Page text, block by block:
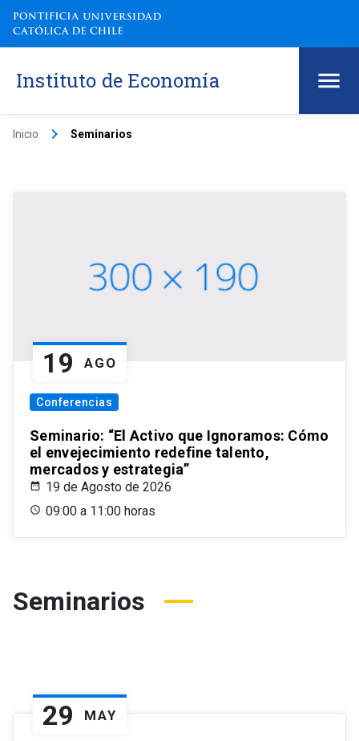
Instituto de Economía
Inicio keyboard_arrow_right Seminarios
19 AGO
Conferencias
Seminario: “El Activo que Ignoramos: Cómo
el envejecimiento redefine talento,
mercados y estrategia”
19 de Agosto de 2026
09:00 a 11:00 horas
Seminarios
29 MAY